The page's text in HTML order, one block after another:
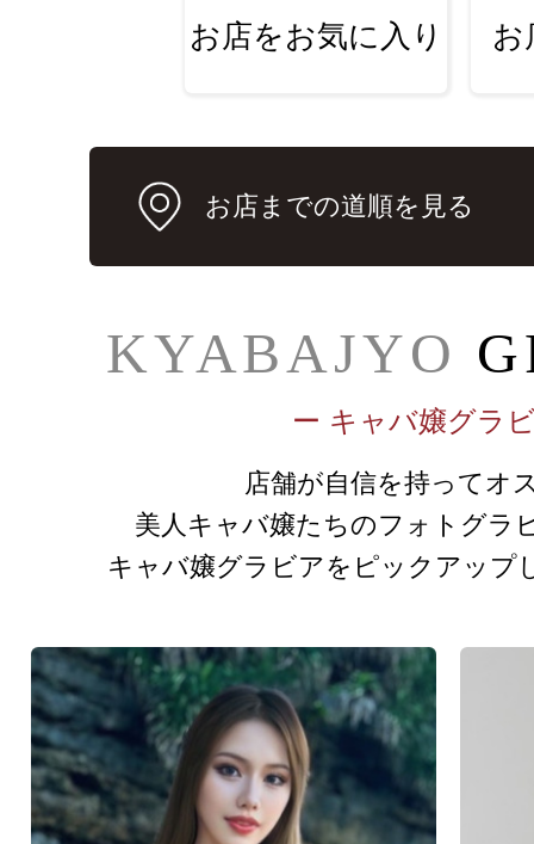
お店をお気に入り お
お店までの道順を見る
KYABAJYO
ー キャバ嬢グラ
店舗が自信を持ってオ
美人キャバ嬢たちのフォトグラ
キャバ嬢グラビアをピックアップ